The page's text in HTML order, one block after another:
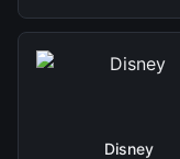
Disney